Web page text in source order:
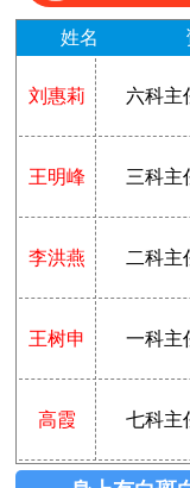
姓名
刘惠莉 六科主
王明峰 三科主
李洪燕 二科主
王树申 一科主
高霞 七科主